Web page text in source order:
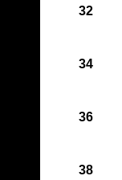
32
34
36
38